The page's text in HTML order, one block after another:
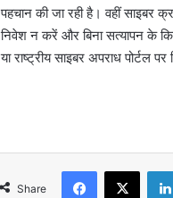
पहचान की जा रही है। वहीं साइबर
निवेश न करें और बिना सत्यापन के
या राष्ट्रीय साइबर अपराध पोर्टल
Share
Facebook
X